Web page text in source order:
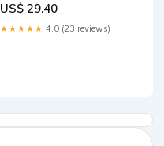
Ohne Milch und Eier
Italienisches Mehl, biscuits
cookies 280 g italienisch
US$ 29.40
★★★★★ 4.0 (23 reviews)